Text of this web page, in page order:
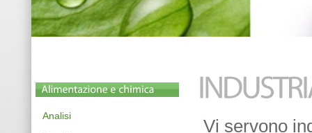
Analisi
Vi servono